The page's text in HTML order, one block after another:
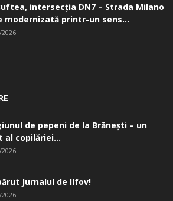
intersecţia DN7 – Strada Milano
modernizată printr-un sens...
de pepeni de la Brăneşti – un
al copilăriei...
Jurnalul de Ilfov!